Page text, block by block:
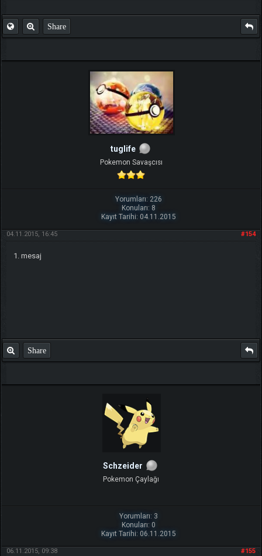
Share
tuglife
Pokemon Savaşcısı
Yorumları: 226
Konuları: 8
Kayıt Tarihi: 04.11.2015
#154
04.11.2015, 16:45
1. mesaj
Share
Schzeider
Pokemon Çaylağı
Yorumları: 3
Konuları: 0
Kayıt Tarihi: 06.11.2015
#155
06.11.2015, 09:38